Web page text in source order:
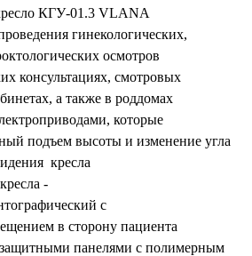
КГУ-01.3 VLANA
гинекологических,
осмотров
консультациях, смотровых
а также в роддомах
которые
подъем высоты и изменение угла
кресла
-
с
в сторону пациента
панелями с полимерным